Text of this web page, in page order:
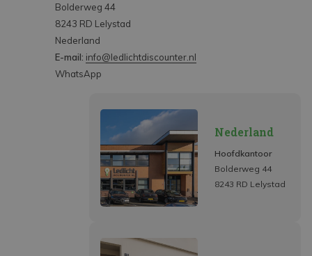
Bolderweg 44
8243 RD Lelystad
Nederland
E-mail: info@ledlichtdiscounter.nl
WhatsApp
Nederland
Hoofdkantoor
Bolderweg 44
8243 RD Lelystad